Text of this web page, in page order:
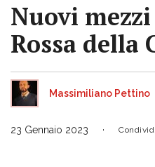
Nuovi
Rossa della
Massimiliano Pettino
23 Gennaio 2023 Condividi